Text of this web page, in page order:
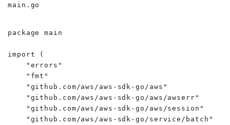
main.go
package main
import (
    "errors"
    "fmt"
    "github.com/aws/aws-sdk-go/aws"
    "github.com/aws/aws-sdk-go/aws/awserr"
    "github.com/aws/aws-sdk-go/aws/session"
    "github.com/aws/aws-sdk-go/service/batch"